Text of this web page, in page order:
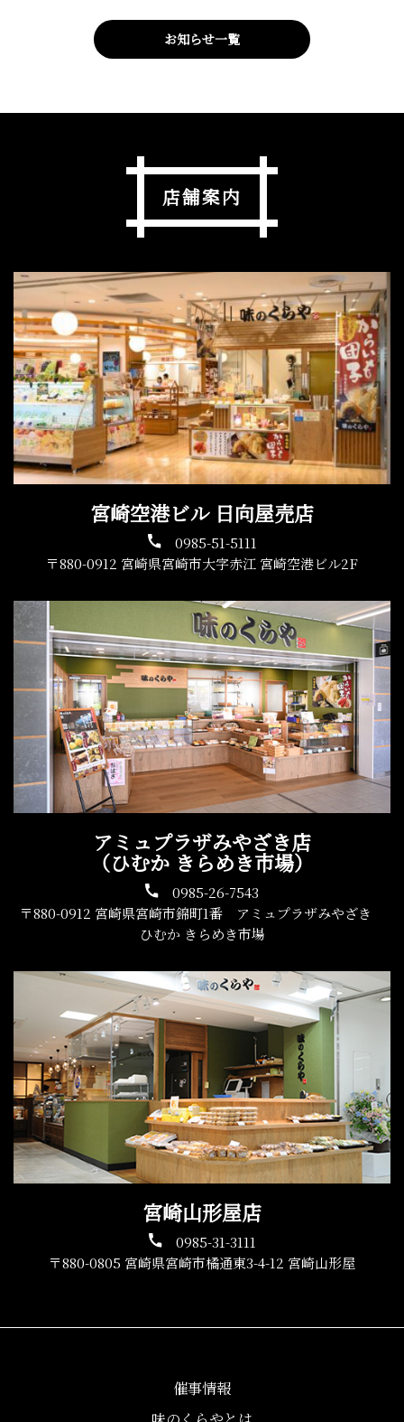
お知らせ一覧
店舗案内
宮崎空港ビル 日向屋売店
0985-51-5111
〒880-0912 宮崎県宮崎市大字赤江 宮崎空港ビル2F
アミュプラザみやざき店
（ひむか きらめき市場）
0985-26-7543
〒880-0912 宮崎県宮崎市錦町1番 アミュプラザみやざき
ひむか きらめき市場
宮崎山形屋店
0985-31-3111
〒880-0805 宮崎県宮崎市橘通東3-4-12 宮崎山形屋
催事情報